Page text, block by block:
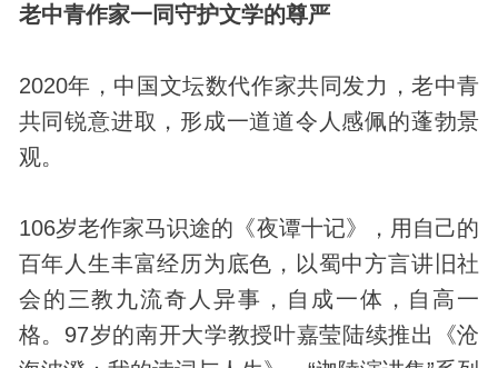
老中青作家一同守护文学的尊严
2020年，中国文坛数代作家共同发力，老中青
共同锐意进取，形成一道道令人感佩的蓬勃景
观。
106岁老作家马识途的《夜谭十记》，用自己的
百年人生丰富经历为底色，以蜀中方言讲旧社
会的三教九流奇人异事，自成一体，自高一
格。97岁的南开大学教授叶嘉莹陆续推出《沧